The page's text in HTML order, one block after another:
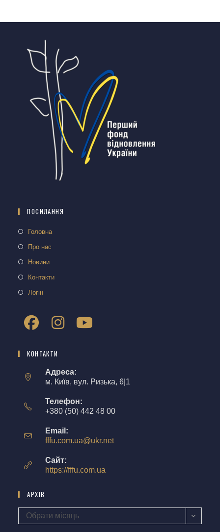
ПОСИЛАННЯ
Головна
Про нас
Новини
Контакти
Логін
КОНТАКТИ
Адреса:
м. Київ, вул. Ризька, 6|1
Телефон:
+380 (50) 442 48 00
Email:
fffu.com.ua@ukr.net
Сайт:
https://fffu.com.ua
АРХІВ
Обрати місяць